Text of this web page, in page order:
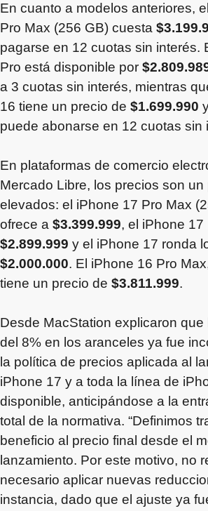
En cuanto a modelos anteriores,
Pro Max (256 GB) cuesta
pagarse en 12 cuotas sin interés.
Pro está disponible por
a 3 cuotas sin interés, mientras
16 tiene un precio de $1.699.990
puede abonarse en 12 cuotas sin
En plataformas de comercio
Mercado Libre, los precios son un
elevados: el iPhone 17 Pro Max
ofrece a $3.399.999, el iPhone 17
$2.899.999 y el iPhone 17 ronda
$2.000.000. El iPhone 16 Pro
tiene un precio de $3.811.999.
Desde MacStation explicaron que
del 8% en los aranceles ya fue
la política de precios aplicada al
iPhone 17 y a toda la línea de
disponible, anticipándose a la
total de la normativa. “Definimos
beneficio al precio final desde el
lanzamiento. Por este motivo, no
necesario aplicar nuevas
instancia, dado que el ajuste ya